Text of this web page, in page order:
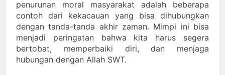
penurunan moral masyarakat adalah beberapa
contoh dari kekacauan yang bisa dihubungkan
dengan tanda-tanda akhir zaman. Mimpi ini bisa
menjadi peringatan bahwa kita harus segera
bertobat, memperbaiki diri, dan menjaga
hubungan dengan Allah SWT.